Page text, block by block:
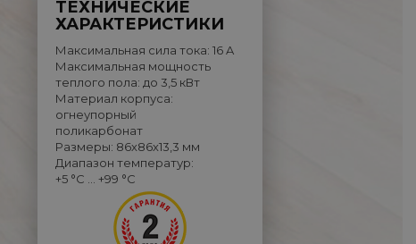
ТЕХНИЧЕСКИЕ
ХАРАКТЕРИСТИКИ
Максимальная сила тока: 16 A
Максимальная мощность
теплого пола: до 3,5 кВт
Материал корпуса:
огнеупорный
поликарбонат
Размеры: 86х86х13,3 мм
Диапазон температур:
+5 °C … +99 °C